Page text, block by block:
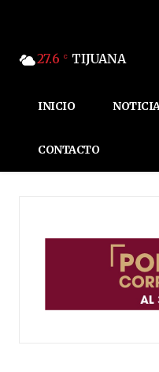
27.6 C TIJUANA
INICIO
CONTACTO